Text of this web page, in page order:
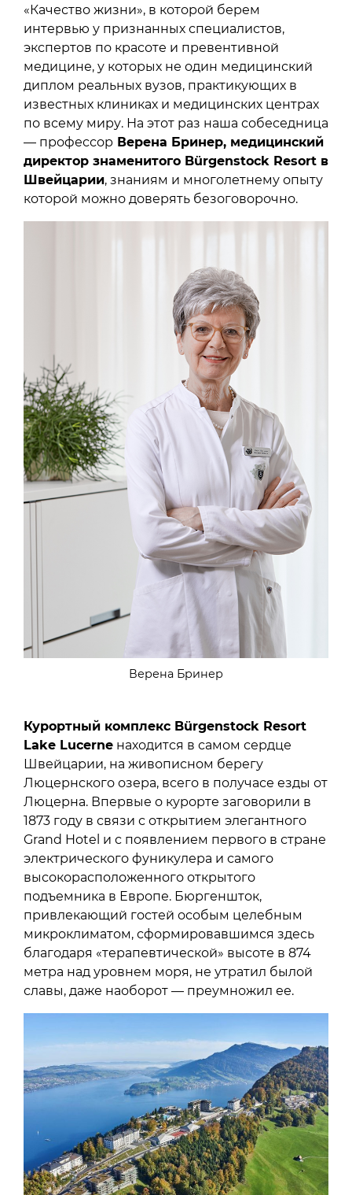
«Качество жизни», в которой берем
интервью у признанных специалистов,
экспертов по красоте и превентивной
медицине, у которых не один медицинский
диплом реальных вузов, практикующих в
известных клиниках и медицинских центрах
по всему миру. На этот раз наша собеседница
— профессор Верена Бринер, медицинский
директор знаменитого Bürgenstock Resort в
Швейцарии, знаниям и многолетнему опыту
которой можно доверять безоговорочно.
Верена Бринер
Курортный комплекс Bürgenstock Resort
Lake Lucerne находится в самом сердце
Швейцарии, на живописном берегу
Люцернского озера, всего в получасе езды от
Люцерна. Впервые о курорте заговорили в
1873 году в связи с открытием элегантного
Grand Hotel и с появлением первого в стране
электрического фуникулера и самого
высокорасположенного открытого
подъемника в Европе. Бюргеншток,
привлекающий гостей особым целебным
микроклиматом, сформировавшимся здесь
благодаря «терапевтической» высоте в 874
метра над уровнем моря, не утратил былой
славы, даже наоборот — преумножил ее.